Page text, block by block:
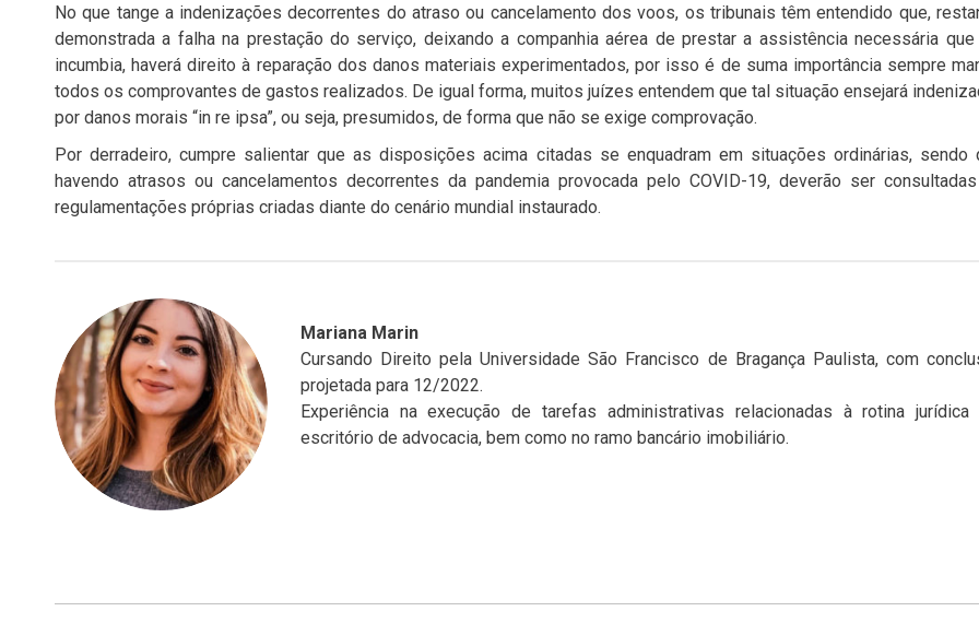
No que tange a indenizações decorrentes do atraso ou cancelamento dos voos, os tribunais têm entendido que,
demonstrada a falha na prestação do serviço, deixando a companhia aérea de prestar a assistência necessária que
incumbia, haverá direito à reparação dos danos materiais experimentados, por isso é de suma importância sempre
todos os comprovantes de gastos realizados. De igual forma, muitos juízes entendem que tal situação ensejará
por danos morais “in re ipsa”, ou seja, presumidos, de forma que não se exige comprovação.
Por derradeiro, cumpre salientar que as disposições acima citadas se enquadram em situações ordinárias, sendo
havendo atrasos ou cancelamentos decorrentes da pandemia provocada pelo COVID-19, deverão ser
regulamentações próprias criadas diante do cenário mundial instaurado.
Mariana Marin
Cursando Direito pela Universidade São Francisco de Bragança Paulista, com
projetada para 12/2022.
Experiência na execução de tarefas administrativas relacionadas à rotina jurídica
escritório de advocacia, bem como no ramo bancário imobiliário.